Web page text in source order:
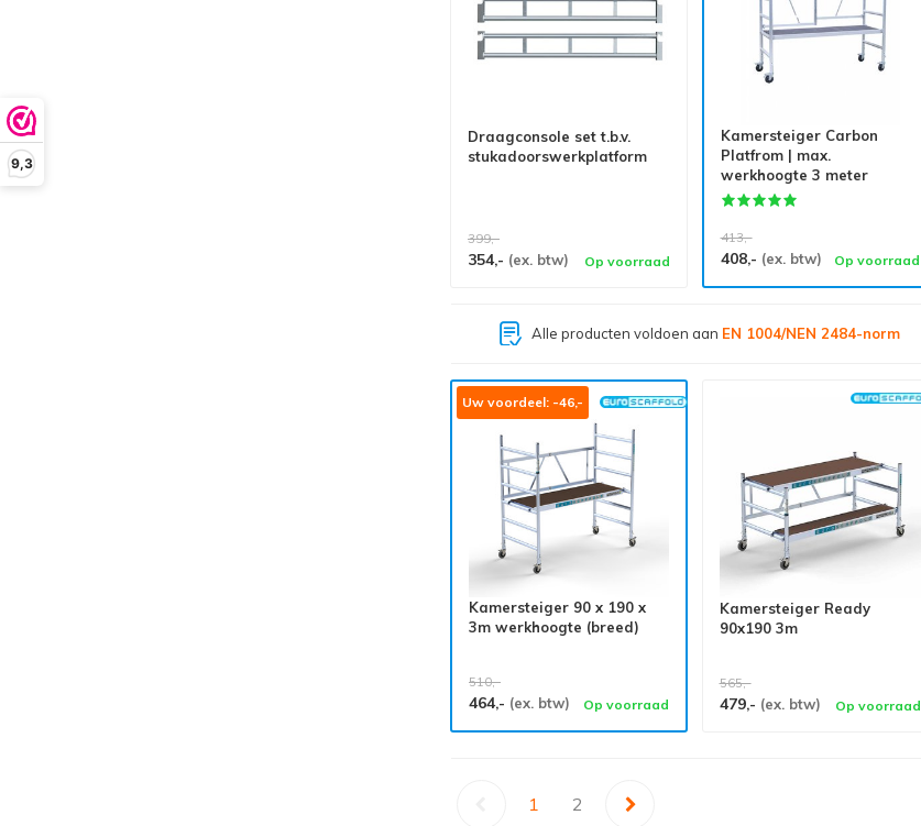
9,3
Draagconsole set t.b.v.
stukadoorswerkplatform
399,-
354,- (ex. btw) Op voorraad
Kamersteiger Carbon
Platfrom | max.
werkhoogte 3 meter
413,-
408,- (ex. btw) Op voorraad
Grootste assortiment vanNederland
Uw voordeel: -46,-
Kamersteiger 90 x 190 x
3m werkhoogte (breed)
510,-
464,- (ex. btw) Op voorraad
Kamersteiger Ready
90x190 3m
565,-
479,- (ex. btw) Op voorraad
1 2